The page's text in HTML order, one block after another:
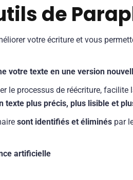
de
votre écriture et vous
votre texte en une version
le processus de réécriture,
texte plus précis, plus lisible et
sont identifiés et éliminés par
artificielle